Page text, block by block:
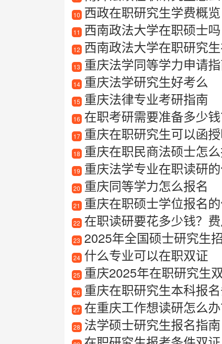
10 西政在职研究生学费概览
11 西南政法大学在职硕士吗
12 西南政法大学在职研究
13 重庆法学同等学力申请指南
14 重庆法学研究生好考么
15 重庆法律专业考研指南
16 在职考研需要准备多少
17 重庆在职研究生可以函
18 重庆在职民商法硕士怎
19 重庆法学专业在职读研
20 重庆同等学力怎么报名
21 重庆在职硕士学位报名
22 在职读研要花多少钱？
23 2025年全国硕士研究生
24 什么专业可以在职双证
25 重庆2025年在职研究生
26 重庆在职研究生本科报
27 在重庆工作想读研怎么
28 法学硕士研究生报名指